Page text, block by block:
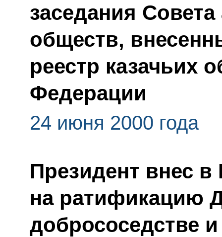
заседания
обществ,
реестр казачьих
Федерации
24 июня 2000 года
Президент внес
на ратификацию
добрососедстве